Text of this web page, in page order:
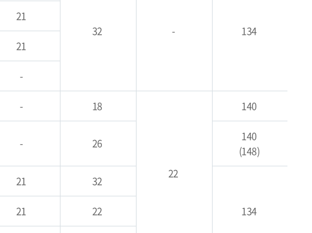
32 - 134
21
21
-
- 18
22
140
- 26
140
(148)
21 32
134
21 22